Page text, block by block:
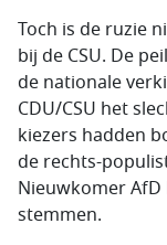
Toch is de ruzie
bij de CSU. De
de nationale
CDU/CSU het
kiezers hadden
de rechts-
Nieuwkomer
stemmen.